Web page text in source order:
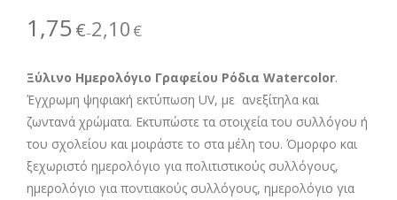
1,75 €–2,10 €
Ξύλινο Ημερολόγιο Γραφείου Ρόδια Watercolor.
Έγχρωμη ψηφιακή εκτύπωση UV, με ανεξίτηλα και
ζωντανά χρώματα. Εκτυπώστε τα στοιχεία του συλλόγου ή
του σχολείου και μοιράστε το στα μέλη του. Όμορφο και
ξεχωριστό ημερολόγιο για πολιτιστικούς συλλόγους,
ημερολόγιο για ποντιακούς συλλόγους, ημερολόγιο για